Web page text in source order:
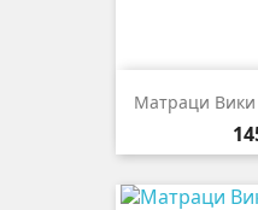
Матраци Вики